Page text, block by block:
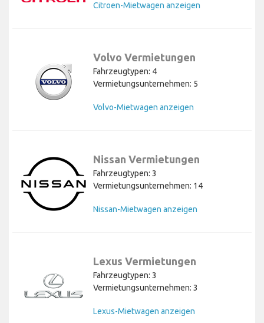
Citroen-Mietwagen anzeigen
Volvo Vermietungen
Fahrzeugtypen: 4
Vermietungsunternehmen: 5
Volvo-Mietwagen anzeigen
Nissan Vermietungen
Fahrzeugtypen: 3
Vermietungsunternehmen: 14
Nissan-Mietwagen anzeigen
Lexus Vermietungen
Fahrzeugtypen: 3
Vermietungsunternehmen: 3
Lexus-Mietwagen anzeigen